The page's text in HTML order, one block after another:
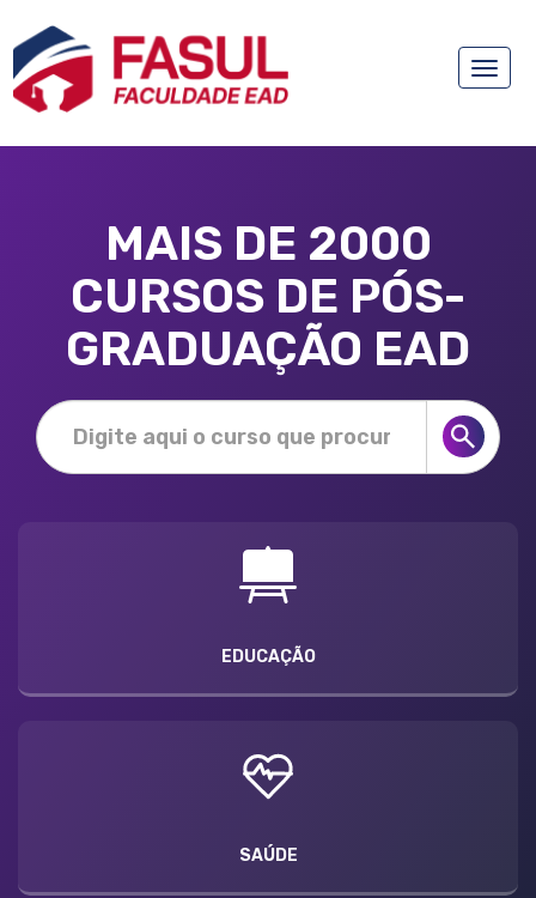
Toggle
MAIS DE 2000
CURSOS DE PÓS-
GRADUAÇÃO EAD
EDUCAÇÃO
SAÚDE